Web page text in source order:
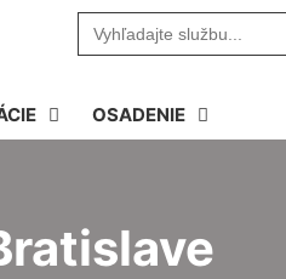
Search
for:
OSADENIE